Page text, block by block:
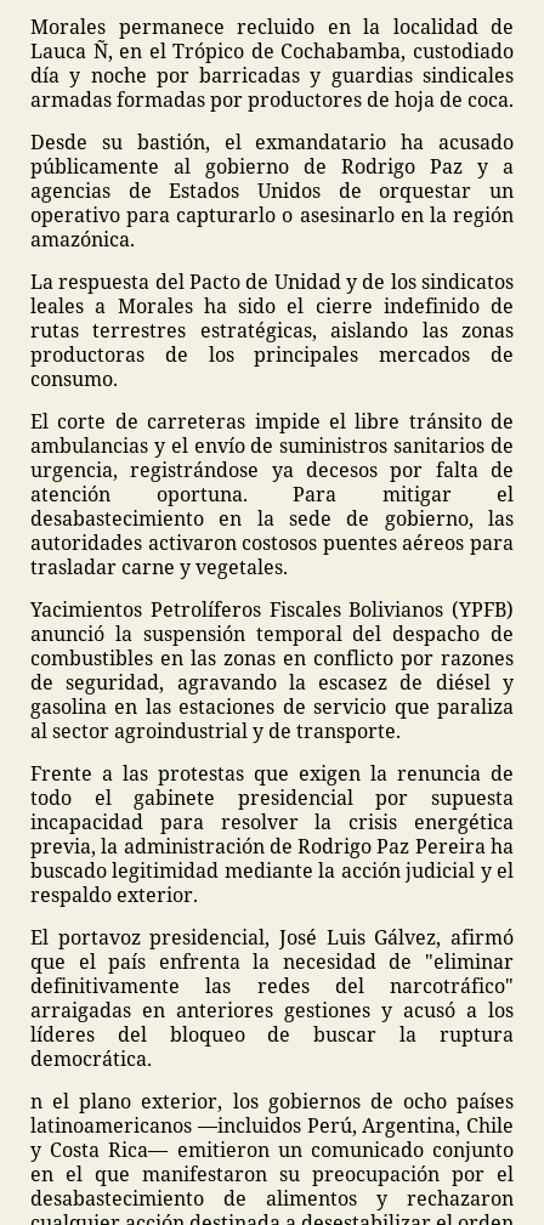
Morales permanece recluido en la localidad de
Lauca Ñ, en el Trópico de Cochabamba, custodiado
día y noche por barricadas y guardias sindicales
armadas formadas por productores de hoja de coca.
Desde su bastión, el exmandatario ha acusado
públicamente al gobierno de Rodrigo Paz y a
agencias de Estados Unidos de orquestar un
operativo para capturarlo o asesinarlo en la región
amazónica.
La respuesta del Pacto de Unidad y de los sindicatos
leales a Morales ha sido el cierre indefinido de
rutas terrestres estratégicas, aislando las zonas
productoras de los principales mercados de
consumo.
El corte de carreteras impide el libre tránsito de
ambulancias y el envío de suministros sanitarios de
urgencia, registrándose ya decesos por falta de
atención oportuna. Para mitigar el
desabastecimiento en la sede de gobierno, las
autoridades activaron costosos puentes aéreos para
trasladar carne y vegetales.
Yacimientos Petrolíferos Fiscales Bolivianos (YPFB)
anunció la suspensión temporal del despacho de
combustibles en las zonas en conflicto por razones
de seguridad, agravando la escasez de diésel y
gasolina en las estaciones de servicio que paraliza
al sector agroindustrial y de transporte.
Frente a las protestas que exigen la renuncia de
todo el gabinete presidencial por supuesta
incapacidad para resolver la crisis energética
previa, la administración de Rodrigo Paz Pereira ha
buscado legitimidad mediante la acción judicial y el
respaldo exterior.
El portavoz presidencial, José Luis Gálvez, afirmó
que el país enfrenta la necesidad de "eliminar
definitivamente las redes del narcotráfico"
arraigadas en anteriores gestiones y acusó a los
líderes del bloqueo de buscar la ruptura
democrática.
n el plano exterior, los gobiernos de ocho países
latinoamericanos —incluidos Perú, Argentina, Chile
y Costa Rica— emitieron un comunicado conjunto
en el que manifestaron su preocupación por el
desabastecimiento de alimentos y rechazaron